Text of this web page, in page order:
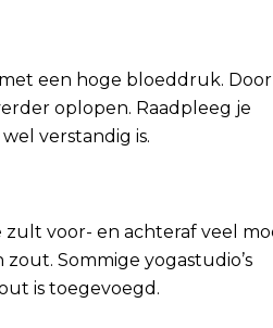
een hoge bloeddruk.
oplopen. Raadpleeg je
verstandig is.
zult voor- en achteraf veel
Sommige yogastudio’s
is toegevoegd.